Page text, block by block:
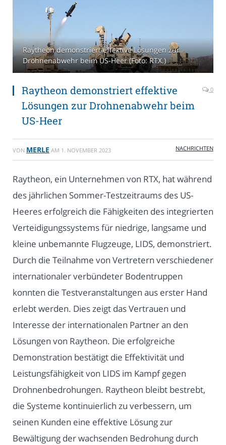
Raytheon demonstriert effektive Lösungen zur
Drohnenabwehr beim US-Heer (Foto: RTX.)
Raytheon demonstriert effektive
Lösungen zur Drohnenabwehr beim
US-Heer
0
VON MERLE AM 1. NOVEMBER 2023 NACHRICHTEN
Raytheon, ein Unternehmen von RTX, hat während
des jährlichen Sommer-Testzeitraums des US-
Heeres erfolgreich die Fähigkeiten des integrierten
Verteidigungssystems für niedrige, langsame und
kleine unbemannte Flugzeuge, LIDS, demonstriert.
Durch die Teilnahme von Vertretern verschiedener
internationaler verbündeter Bodentruppen
konnten die Testveranstaltungen aus erster Hand
erlebt werden. Dies zeigt das Vertrauen und
Interesse der internationalen Partner an den
Lösungen von Raytheon. Die erfolgreiche
Demonstration bestätigt die Effektivität und
Leistungsfähigkeit von LIDS im Kampf gegen
Drohnenbedrohungen. Raytheon bleibt bestrebt,
die Systeme kontinuierlich zu verbessern, um
seinen Kunden eine effektive Lösung zur
Bewältigung der wachsenden Bedrohung durch